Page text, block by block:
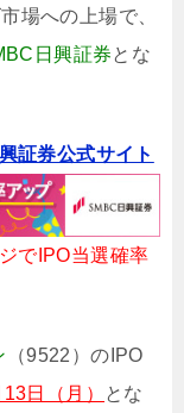
場への上場で、
日興証券とな
証券公式サイト
でIPO当選確率
（9522）のIPO
日（月）
とな